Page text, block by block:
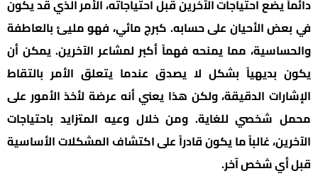
دائماً يضع احتياجات الآخرين قبل احتياجاته، الأمر الذي قد يكون
في بعض الأحيان على حسابه. كبرج مائي، فهو مليئ بالعاطفة
والحساسية، مما يمنحه فهماً أكبر لمشاعر الآخرين. يمكن أن
يكون بديهياً بشكل لا يصدق عندما يتعلق الأمر بالتقاط
الإشارات الدقيقة، ولكن هذا يعني أنه عرضة لأخذ الأمور على
محمل شخصي للغاية. ومن خلال وعيه المتزايد باحتياجات
الآخرين، غالباً ما يكون قادراً على اكتشاف المشكلات الأساسية
قبل أي شخص آخر.